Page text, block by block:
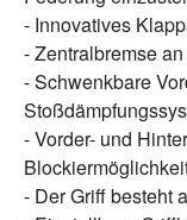
- Innovatives
- Zentralbremse
- Schwenkbare
- Vorder- und
- Der Griff besteht